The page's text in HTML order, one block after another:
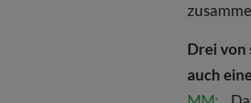
Drei von
auch